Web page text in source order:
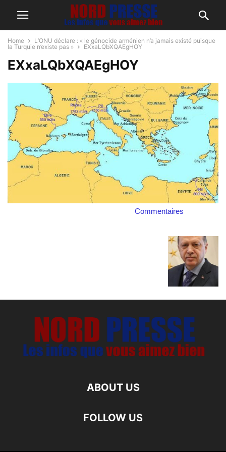
Home
L’ONU déclare : « le génocide arménien n’a jamais existé puisque
la Turquie n’existe pas »
EXxaLQbXQAEgHOY
EXxaLQbXQAEgHOY
Commentaires
ABOUT US
FOLLOW US